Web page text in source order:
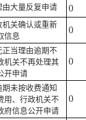
由大量反复申请 0
机关确认或重新
信息
0
正当理由逾期不
机关不再处理其
开申请
0
期未按收费通知
用、行政机关不
府信息公开申请
0